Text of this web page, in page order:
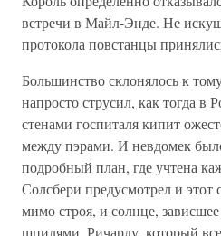
встречи в Майл-Энде. Не
протокола повстанцы
Большинство склонялось к
напросто струсил, как тогда в
стенами госпиталя кипит
между пэрами. И невдомек
подробный план, где учтена
Солсбери предусмотрел и этот
мимо строя, и солнце,
шпилями. Ричарду, который